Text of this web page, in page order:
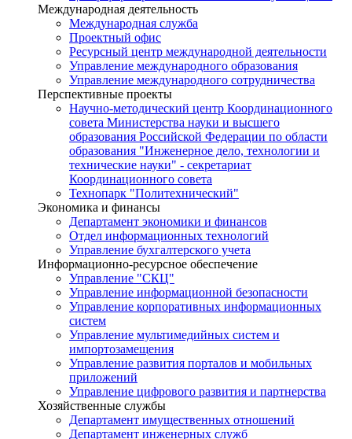
Международная деятельность
Международная служба
Проектный офис
Ресурсный центр международной деятельности
Управление международного образования
Управление международного сотрудничества
Перспективные проекты
Научно-методический центр Координационного
совета Министерства науки и высшего
образования Российской Федерации по области
образования "Инженерное дело, технологии и
технические науки" - секретариат
Координационного совета
Технопарк "Политехнический"
Экономика и финансы
Департамент экономики и финансов
Отдел информационных технологий
Управление бухгалтерского учета
Информационно-ресурсное обеспечение
Управление "СКЦ"
Управление информационной безопасности
Управление корпоративных информационных
систем
Управление мультимедийных систем и
импортозамещения
Управление развития порталов и мобильных
приложений
Управление цифрового развития и партнерства
Хозяйственные службы
Департамент имущественных отношений
Департамент инженерных служб